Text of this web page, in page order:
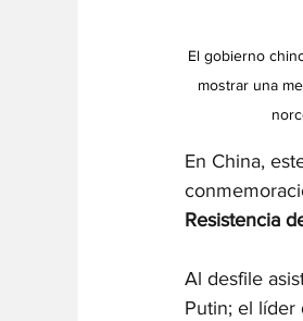
El gobierno
mostrar una
En China,
Resistencia
Al desfile
Putin; el líder